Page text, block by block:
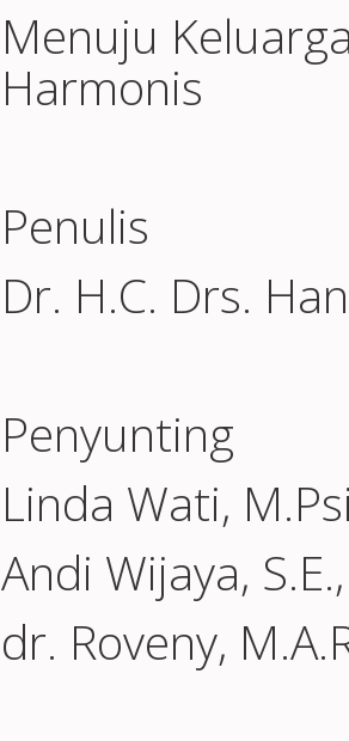
Menuju
Harmonis
Penulis
Dr. H.C. Drs.
Penyunting
Linda Wati,
Andi Wijaya,
dr. Roveny,